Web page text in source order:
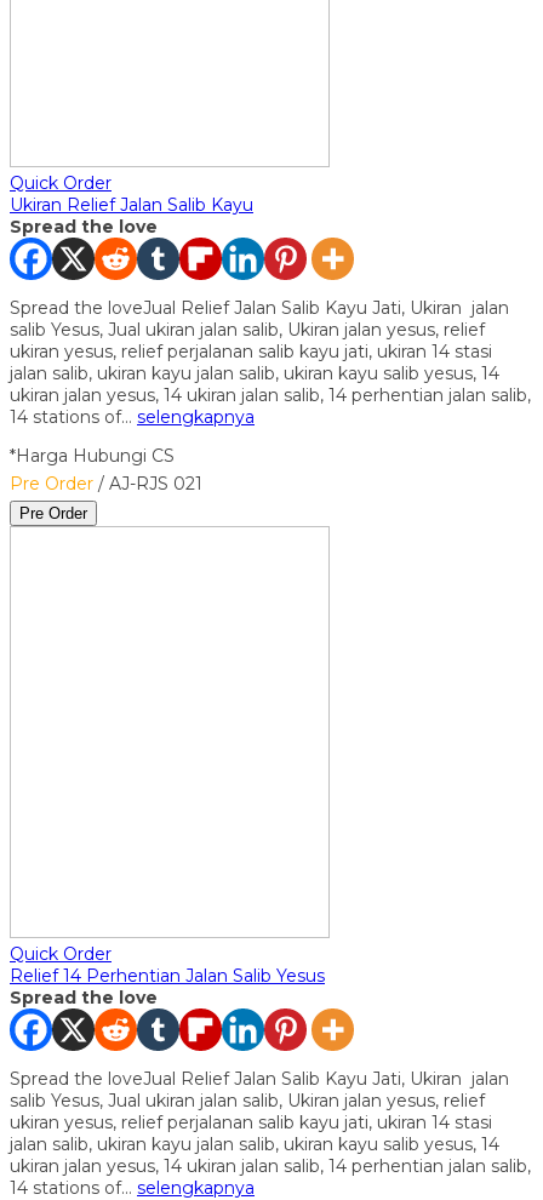
Quick Order
Ukiran Relief Jalan Salib Kayu
Spread the love
Spread the loveJual Relief Jalan Salib Kayu Jati, Ukiran jalan
salib Yesus, Jual ukiran jalan salib, Ukiran jalan yesus, relief
ukiran yesus, relief perjalanan salib kayu jati, ukiran 14 stasi
jalan salib, ukiran kayu jalan salib, ukiran kayu salib yesus, 14
ukiran jalan yesus, 14 ukiran jalan salib, 14 perhentian jalan salib,
14 stations of… selengkapnya
*Harga Hubungi CS
Pre Order / AJ-RJS 021
Pre Order
Quick Order
Relief 14 Perhentian Jalan Salib Yesus
Spread the love
Spread the loveJual Relief Jalan Salib Kayu Jati, Ukiran jalan
salib Yesus, Jual ukiran jalan salib, Ukiran jalan yesus, relief
ukiran yesus, relief perjalanan salib kayu jati, ukiran 14 stasi
jalan salib, ukiran kayu jalan salib, ukiran kayu salib yesus, 14
ukiran jalan yesus, 14 ukiran jalan salib, 14 perhentian jalan salib,
14 stations of… selengkapnya